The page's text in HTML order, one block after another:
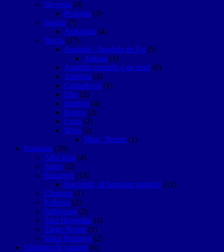
Slovenia (3)
Postojna (3)
Spania (7)
Andalusia (4)
Turcia (27)
Anatolia / Anadolu de Est (5)
Ankara (1)
Anatolia centrală și de nord (6)
Antiohia (3)
Cappadocia (1)
Efes (2)
Istanbul (4)
Konya (2)
Lycia (2)
Myra (2)
Mira / Demre (1)
Romania (29)
Alba Iulia (4)
Argeș (2)
București (13)
București, să luminăm umbrele (12)
Câmpina (1)
Prahova (2)
Sighişoara (2)
Țara Hațegului (1)
Târgu Neamţ (1)
Valea Prahovei (2)
Sănătatea în vacanțe (6)